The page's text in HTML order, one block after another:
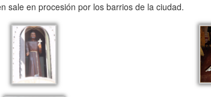
sale en procesión por los barrios de la ciudad.